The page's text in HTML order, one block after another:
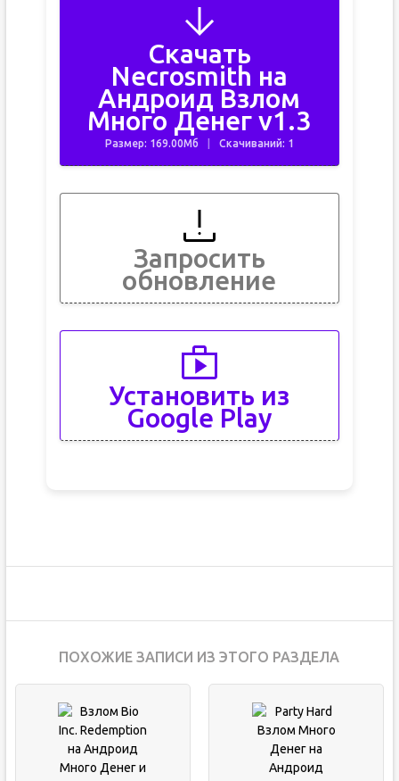
Скачать
Necrosmith на
Андроид Взлом
Много Денег v1.3
Размер: 169.00Мб Скачиваний: 1
Запросить
обновление
Установить из
Google Play
ПОХОЖИЕ ЗАПИСИ ИЗ ЭТОГО РАЗДЕЛА